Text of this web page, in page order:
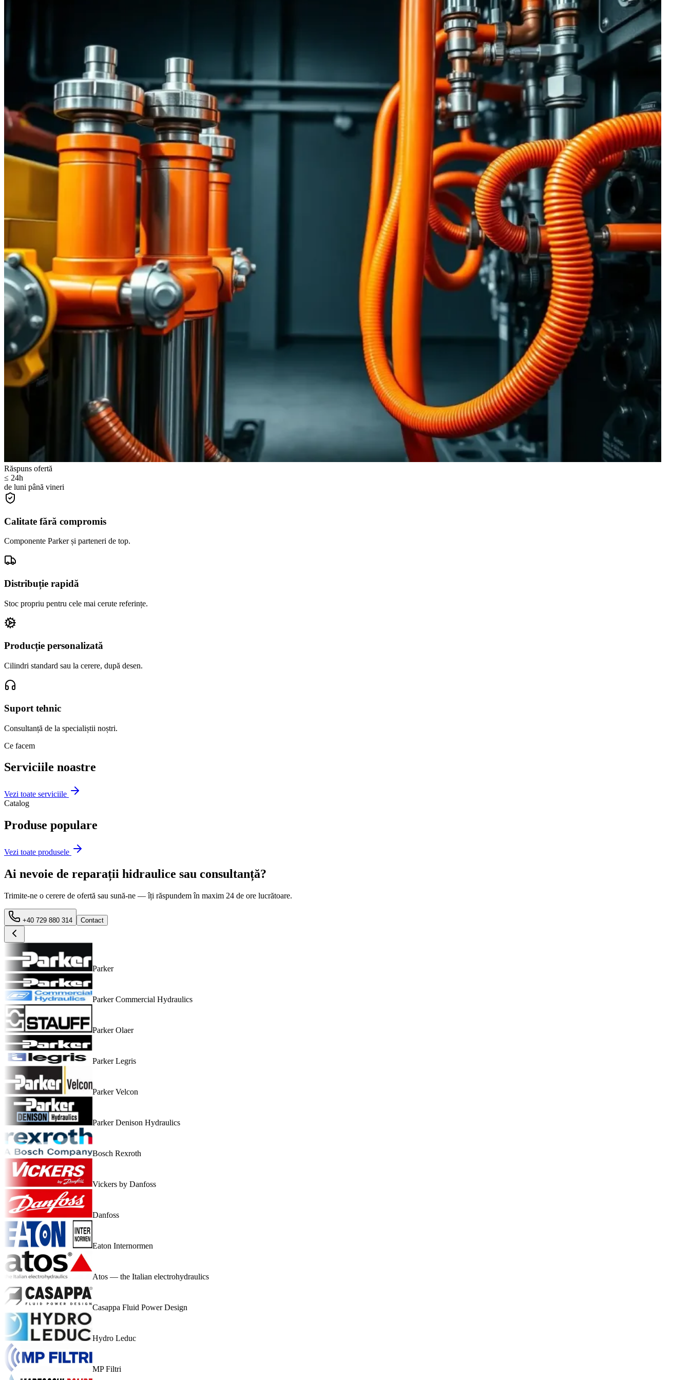
Răspuns ofertă
≤ 24h
de luni până vineri
Calitate fără compromis
Componente Parker și parteneri de top.
Distribuție rapidă
Stoc propriu pentru cele mai cerute referințe.
Producție personalizată
Cilindri standard sau la cerere, după desen.
Suport tehnic
Consultanță de la specialiștii noștri.
Ce facem
Serviciile noastre
Vezi toate serviciile
Catalog
Produse populare
Vezi toate produsele
Ai nevoie de reparații hidraulice sau consultanță?
Trimite-ne o cerere de ofertă sau sună-ne — îți răspundem în maxim 24 de ore lucrătoare.
+40 729 880 314 Contact
Parker
Parker Commercial Hydraulics
Parker Olaer
Parker Legris
Parker Velcon
Parker Denison Hydraulics
Bosch Rexroth
Vickers by Danfoss
Danfoss
Eaton Internormen
Atos — the Italian electrohydraulics
Casappa Fluid Power Design
Hydro Leduc
MP Filtri